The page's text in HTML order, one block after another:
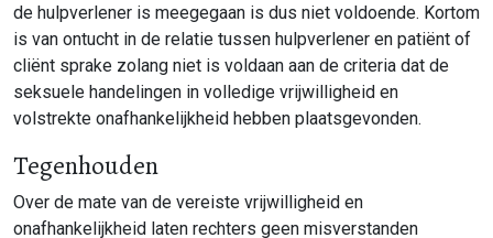
de hulpverlener is meegegaan is dus niet voldoende. Kortom
is van ontucht in de relatie tussen hulpverlener en patiënt of
cliënt sprake zolang niet is voldaan aan de criteria dat de
seksuele handelingen in volledige vrijwilligheid en
volstrekte onafhankelijkheid hebben plaatsgevonden.
Tegenhouden
Over de mate van de vereiste vrijwilligheid en
onafhankelijkheid laten rechters geen misverstanden